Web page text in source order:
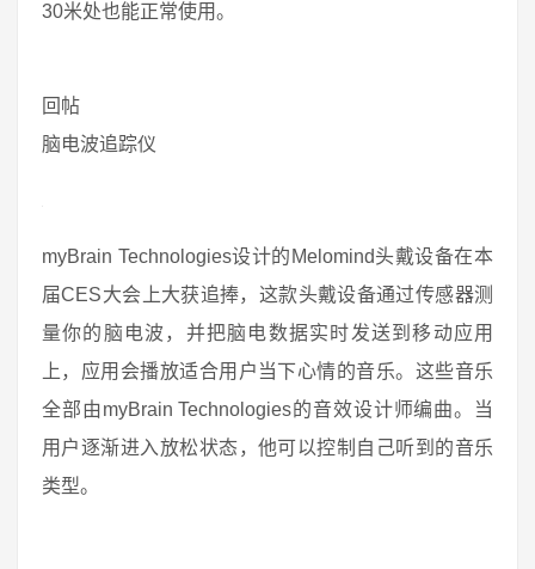
30米处也能正常使用。
回帖
脑电波追踪仪
myBrain Technologies设计的Melomind头戴设备在本
届CES大会上大获追捧，这款头戴设备通过传感器测
量你的脑电波，并把脑电数据实时发送到移动应用
上，应用会播放适合用户当下心情的音乐。这些音乐
全部由myBrain Technologies的音效设计师编曲。当
用户逐渐进入放松状态，他可以控制自己听到的音乐
类型。